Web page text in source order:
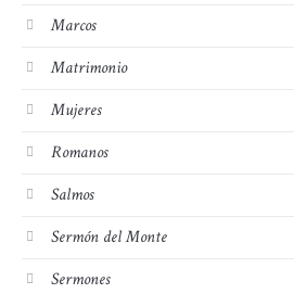
Marcos
Matrimonio
Mujeres
Romanos
Salmos
Sermón del Monte
Sermones